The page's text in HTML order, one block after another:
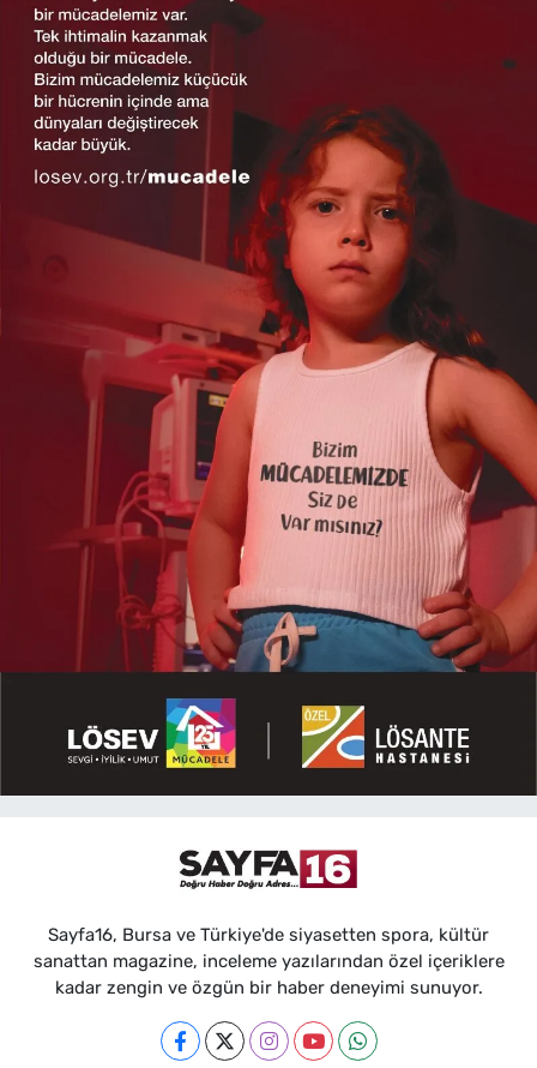
Sayfa16, Bursa ve Türkiye'de siyasetten spora, kültür
sanattan magazine, inceleme yazılarından özel içeriklere
kadar zengin ve özgün bir haber deneyimi sunuyor.